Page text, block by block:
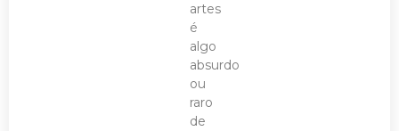
artes
é
algo
absurdo
ou
raro
de